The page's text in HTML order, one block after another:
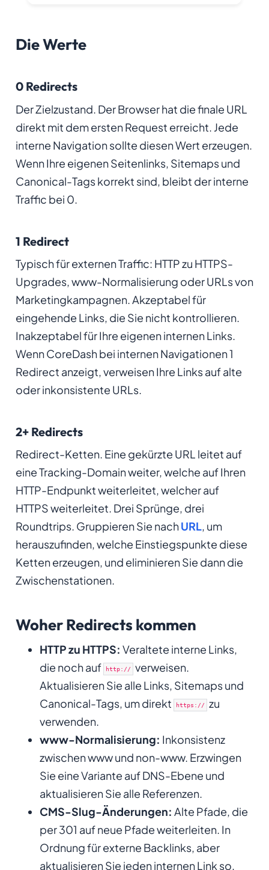
Die Werte
0 Redirects
Der Zielzustand. Der Browser hat die finale URL
direkt mit dem ersten Request erreicht. Jede
interne Navigation sollte diesen Wert erzeugen.
Wenn Ihre eigenen Seitenlinks, Sitemaps und
Canonical-Tags korrekt sind, bleibt der interne
Traffic bei 0.
1 Redirect
Typisch für externen Traffic: HTTP zu HTTPS-
Upgrades, www-Normalisierung oder URLs von
Marketingkampagnen. Akzeptabel für
eingehende Links, die Sie nicht kontrollieren.
Inakzeptabel für Ihre eigenen internen Links.
Wenn CoreDash bei internen Navigationen 1
Redirect anzeigt, verweisen Ihre Links auf alte
oder inkonsistente URLs.
2+ Redirects
Redirect-Ketten. Eine gekürzte URL leitet auf
eine Tracking-Domain weiter, welche auf Ihren
HTTP-Endpunkt weiterleitet, welcher auf
HTTPS weiterleitet. Drei Sprünge, drei
Roundtrips. Gruppieren Sie nachURL, um
herauszufinden, welche Einstiegspunkte diese
Ketten erzeugen, und eliminieren Sie dann die
Zwischenstationen.
Woher Redirects kommen
HTTP zu HTTPS: Veraltete interne Links,
die noch auf
http:// verweisen.
Aktualisieren Sie alle Links, Sitemaps und
Canonical-Tags, um direkt
https:// zu
verwenden.
www-Normalisierung: Inkonsistenz
zwischen www und non-www. Erzwingen
Sie eine Variante auf DNS-Ebene und
aktualisieren Sie alle Referenzen.
CMS-Slug-Änderungen: Alte Pfade, die
per 301 auf neue Pfade weiterleiten. In
Ordnung für externe Backlinks, aber
aktualisieren Sie jeden internen Link so,